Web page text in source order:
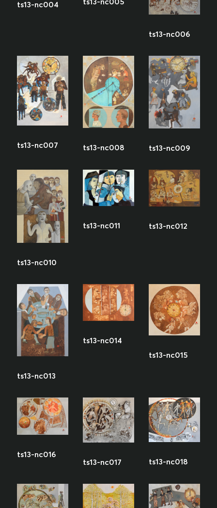
ts13-nc004 ts13-nc005
ts13-nc006
ts13-nc007 ts13-nc008 ts13-nc009
ts13-nc010
ts13-nc011 ts13-nc012
ts13-nc013
ts13-nc014
ts13-nc015
ts13-nc016
ts13-nc017
ts13-nc018